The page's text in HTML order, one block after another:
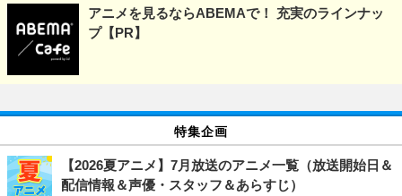
アニメを見るならABEMAで！ 充実のラインナッ
プ【PR】
特集企画
【2026夏アニメ】7月放送のアニメ一覧（放送開始日＆
配信情報＆声優・スタッフ＆あらすじ）